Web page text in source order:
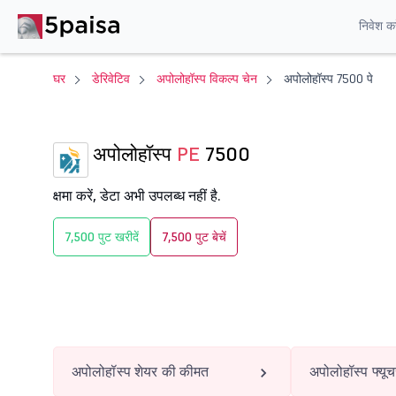
निवेश
घर डेरिवेटिव अपोलोहॉस्प विकल्प चेन अपोलोहॉस्प 7500 पे
अपोलोहॉस्प PE 7500
क्षमा करें, डेटा अभी उपलब्ध नहीं है.
7,500 पुट खरीदें 7,500 पुट बेचें
अपोलोहॉस्प शेयर की कीमत अपोलोहॉस्प